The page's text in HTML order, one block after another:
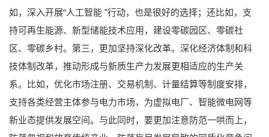
如，深入开展“人工智能 ”行动，也是很好的选择；还比如，支
持可再生能源、新型储能技术应用，建设零碳园区、零碳社
区、零碳乡村。第三，更加坚持深化改革。深化经济体制和科
技体制改革，推动形成与新质生产力发展更相适应的生产关
系。比如，优化市场注册、交易机制、计量结算等制度安排，
支持各类经营主体参与电力市场，为虚拟电厂、智能微电网等
新业态提供发展空间。与此同时，要更加注意防范一哄而上，